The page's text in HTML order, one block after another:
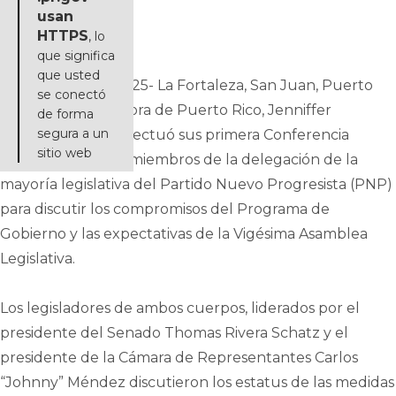
usan
HTTPS, lo
que significa
que usted
se conectó
de forma
segura a un
sitio web
Enlace de fotos
25 de marzo de 2025- La Fortaleza, San Juan, Puerto
Rico- La gobernadora de Puerto Rico, Jenniffer
González Colón, efectuó sus primera Conferencia
Legislativa con los miembros de la delegación de la
mayoría legislativa del Partido Nuevo Progresista (PNP)
para discutir los compromisos del Programa de
Gobierno y las expectativas de la Vigésima Asamblea
Legislativa.
Los legisladores de ambos cuerpos, liderados por el
presidente del Senado Thomas Rivera Schatz y el
presidente de la Cámara de Representantes Carlos
“Johnny” Méndez discutieron los estatus de las medidas